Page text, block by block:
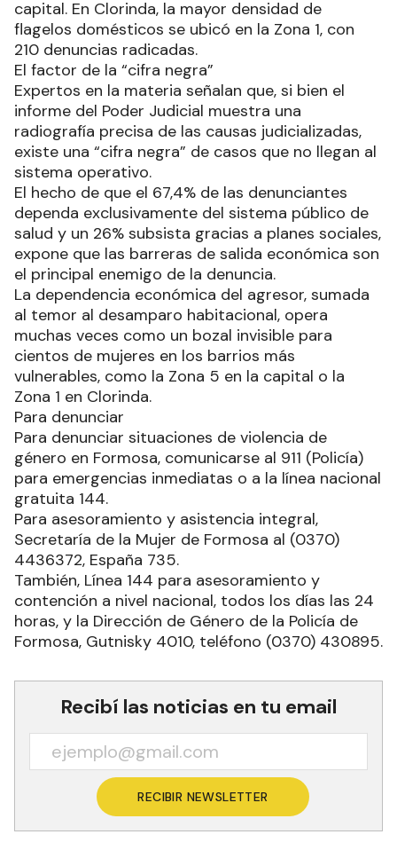
capital. En Clorinda, la mayor densidad de
flagelos domésticos se ubicó en la Zona 1, con
210 denuncias radicadas.
El factor de la “cifra negra”
Expertos en la materia señalan que, si bien el
informe del Poder Judicial muestra una
radiografía precisa de las causas judicializadas,
existe una “cifra negra” de casos que no llegan al
sistema operativo.
El hecho de que el 67,4% de las denunciantes
dependa exclusivamente del sistema público de
salud y un 26% subsista gracias a planes sociales,
expone que las barreras de salida económica son
el principal enemigo de la denuncia.
La dependencia económica del agresor, sumada
al temor al desamparo habitacional, opera
muchas veces como un bozal invisible para
cientos de mujeres en los barrios más
vulnerables, como la Zona 5 en la capital o la
Zona 1 en Clorinda.
Para denunciar
Para denunciar situaciones de violencia de
género en Formosa, comunicarse al 911 (Policía)
para emergencias inmediatas o a la línea nacional
gratuita 144.
Para asesoramiento y asistencia integral,
Secretaría de la Mujer de Formosa al (0370)
4436372, España 735.
También, Línea 144 para asesoramiento y
contención a nivel nacional, todos los días las 24
horas, y la Dirección de Género de la Policía de
Formosa, Gutnisky 4010, teléfono (0370) 430895.
Recibí las noticias en tu email
RECIBIR NEWSLETTER